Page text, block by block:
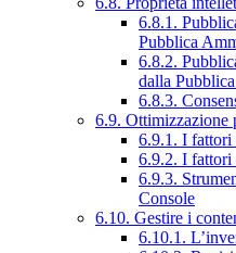
6.8.1.
Pubblica
6.8.2.
dalla
6.8.3.
6.9. Ottimizzazione
6.9.1. I fattori
6.9.2. I fattori
6.9.3.
Console
6.10. Gestire i
6.10.1.